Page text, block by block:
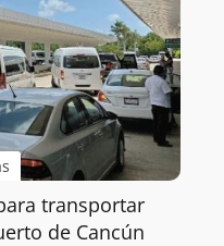
transportar
de Cancún